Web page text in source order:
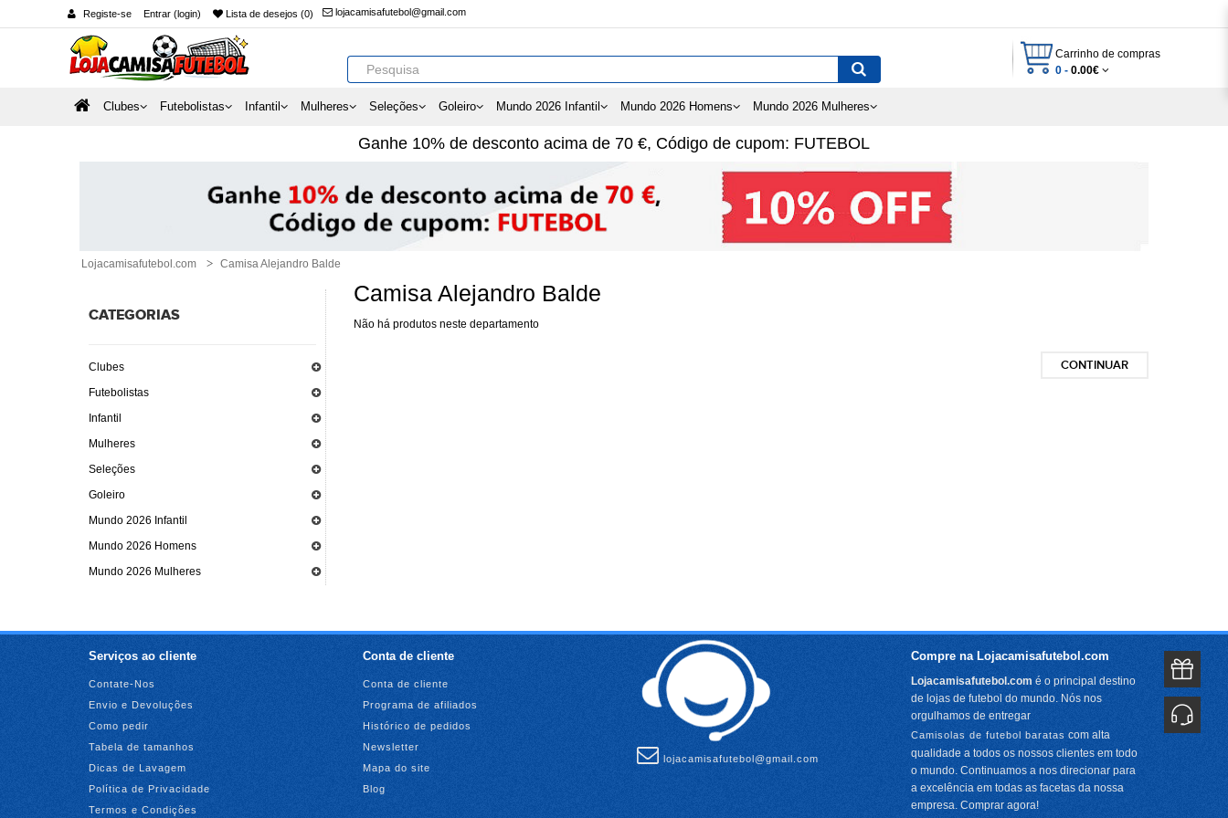
Registe-se Entrar (login) Lista de desejos (0) lojacamisafutebol@gmail.com
Carrinho de compras
0 - 0.00€
Clubes Futebolistas Infantil Mulheres Seleções Goleiro Mundo 2026 Infantil Mundo 2026 Homens Mundo 2026 Mulheres
Ganhe 10% de desconto acima de 70 €, Código de cupom: FUTEBOL
Lojacamisafutebol.com Camisa Alejandro Balde
CATEGORIAS
Clubes
Futebolistas
Infantil
Mulheres
Seleções
Goleiro
Mundo 2026 Infantil
Mundo 2026 Homens
Mundo 2026 Mulheres
Camisa Alejandro Balde
Não há produtos neste departamento
CONTINUAR
Serviços ao cliente
Contate-Nos
Envio e Devoluções
Como pedir
Tabela de tamanhos
Dicas de Lavagem
Política de Privacidade
Termos e Condições
Conta de cliente
Conta de cliente
Programa de afiliados
Histórico de pedidos
Newsletter
Mapa do site
Blog
lojacamisafutebol@gmail.com
Compre na Lojacamisafutebol.com
Lojacamisafutebol.com é o principal destino
de lojas de futebol do mundo. Nós nos
orgulhamos de entregar
Camisolas de futebol baratas com alta
qualidade a todos os nossos clientes em todo
o mundo. Continuamos a nos direcionar para
a excelência em todas as facetas da nossa
empresa. Comprar agora!